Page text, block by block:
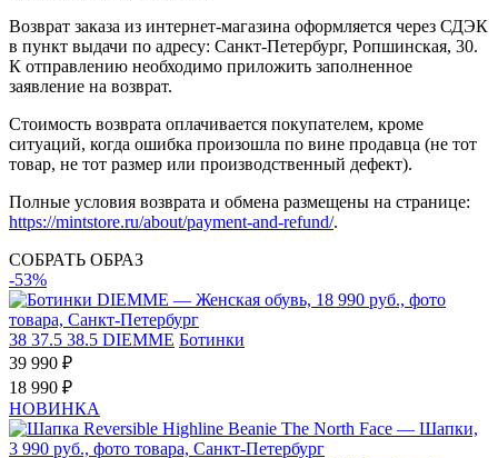
Возврат заказа из интернет-магазина оформляется через СДЭК
в пункт выдачи по адресу: Санкт-Петербург, Ропшинская, 30.
К отправлению необходимо приложить заполненное
заявление на возврат.
Стоимость возврата оплачивается покупателем, кроме
ситуаций, когда ошибка произошла по вине продавца (не тот
товар, не тот размер или производственный дефект).
Полные условия возврата и обмена размещены на странице:
https://mintstore.ru/about/payment-and-refund/.
СОБРАТЬ ОБРАЗ
-53%
38 37.5 38.5 DIEMME Ботинки
39 990 ₽
18 990 ₽
НОВИНКА